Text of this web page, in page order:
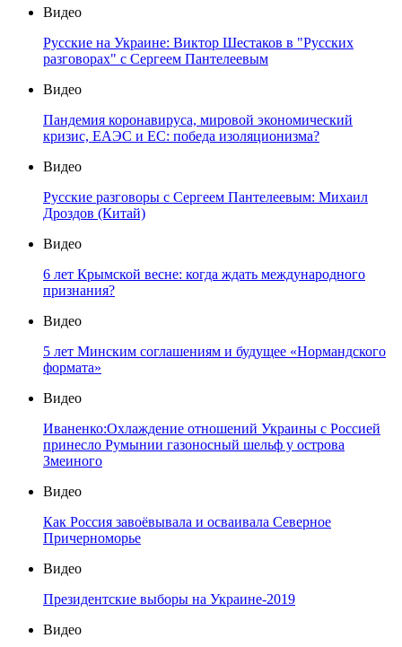
Видео
Русские на Украине: Виктор Шестаков в "Русских
разговорах" с Сергеем Пантелеевым
Видео
Пандемия коронавируса, мировой экономический
кризис, ЕАЭС и ЕС: победа изоляционизма?
Видео
Русские разговоры с Сергеем Пантелеевым: Михаил
Дроздов (Китай)
Видео
6 лет Крымской весне: когда ждать международного
признания?
Видео
5 лет Минским соглашениям и будущее «Нормандского
формата»
Видео
Иваненко:Охлаждение отношений Украины с Россией
принесло Румынии газоносный шельф у острова
Змеиного
Видео
Как Россия завоёвывала и осваивала Северное
Причерноморье
Видео
Президентские выборы на Украине-2019
Видео